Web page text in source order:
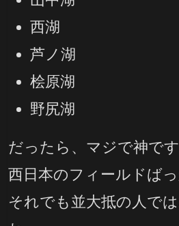
西湖
芦ノ湖
桧原湖
野尻湖
だったら、マジで神で
西日本のフィールドば
それでも並大抵の人で